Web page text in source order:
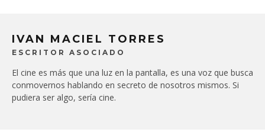
IVAN MACIEL TORRES
ESCRITOR ASOCIADO
El cine es más que una luz en la pantalla, es una voz que busca
conmovernos hablando en secreto de nosotros mismos. Si
pudiera ser algo, sería cine.